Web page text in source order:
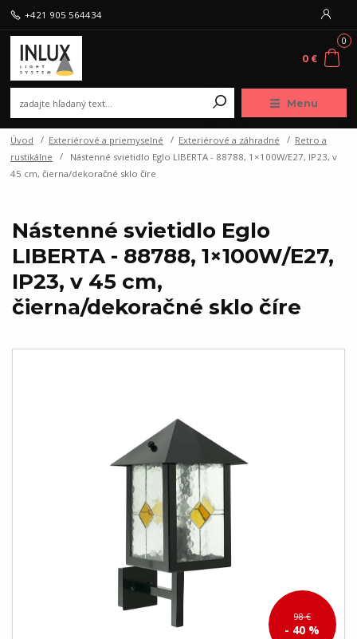
Menu
+421 905 564434
0
0 €
Úvod Exteriérové a priemyselné Exteriérové a záhradné
Retro a
rustikálne
Nástenné svietidlo Eglo LIBERTA - 88788, 1×100W/E27, IP23, v
45 cm, čierna/dekoračné sklo číre
Nástenné svietidlo Eglo
LIBERTA - 88788, 1×100W/E27,
IP23, v 45 cm,
čierna/dekoračné sklo číre
98 €
- 40 %